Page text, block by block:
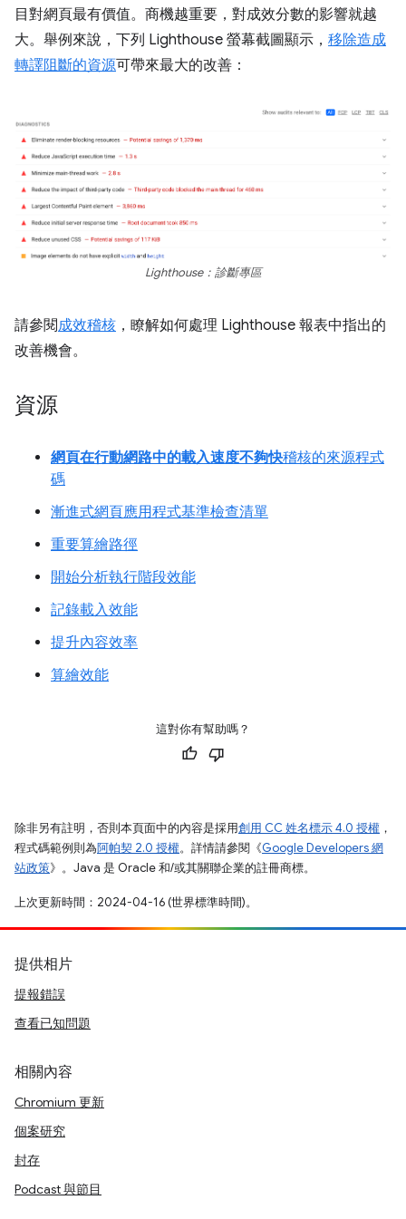
目對網頁最有價值。商機越重要，對成效分數的影響就越
大。舉例來說，下列 Lighthouse 螢幕截圖顯示， 移除造成
轉譯阻斷的資源可帶來最大的改善：
Lighthouse：診斷專區
請參閱成效稽核 ，瞭解如何處理 Lighthouse 報表中指出的
改善機會。
資源
網頁在行動網路中的載入速度不夠快稽核的來源程式
碼
漸進式網頁應用程式基準檢查清單
重要算繪路徑
開始分析執行階段效能
記錄載入效能
提升內容效率
算繪效能
這對你有幫助嗎？
除非另有註明，否則本頁面中的內容是採用創用 CC 姓名標示 4.0 授權 ，
程式碼範例則為阿帕契 2.0 授權。詳情請參閱《Google Developers 網
站政策》。Java 是 Oracle 和/或其關聯企業的註冊商標。
上次更新時間：2024-04-16 (世界標準時間)。
提供相片
提報錯誤
查看已知問題
相關內容
Chromium 更新
個案研究
封存
Podcast 與節目